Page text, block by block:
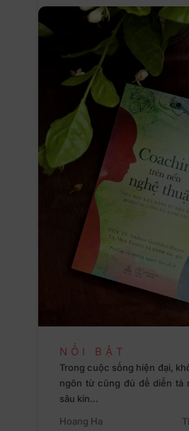
NỔI BẬT
Trong cuộc sống hiện đại,
ngôn từ cũng đủ để diễn tả
sâu kín…
Hoang Ha